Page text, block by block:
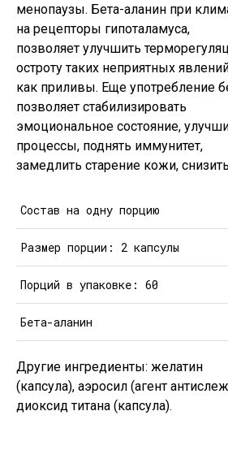
менопаузы. Бета-аланин при
на рецепторы гипоталамуса,
позволяет улучшить
остроту таких неприятных
как приливы. Еще употребление
позволяет стабилизировать
эмоциональное состояние,
процессы, поднять иммунитет,
замедлить старение кожи,
Состав на одну порцию
Размер порции: 2 капсулы
Порций в упаковке: 60
Бета-аланин
Другие ингредиенты: желатин
(капсула), аэросил (агент
диоксид титана (капсула).